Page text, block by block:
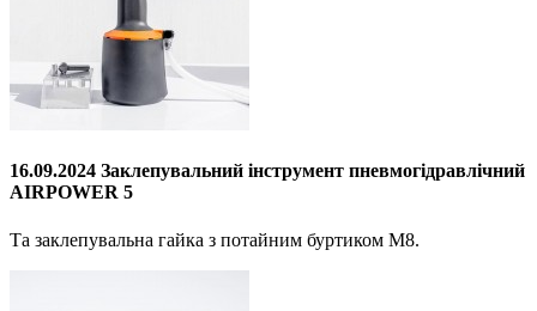
16.09.2024 Заклепувальний інструмент пневмогідравлічний
AIRPOWER 5
Та заклепувальна гайка з потайним буртиком M8.